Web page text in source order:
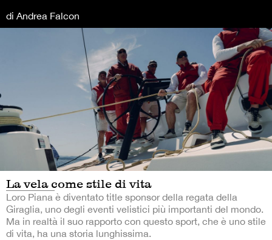
di Andrea Falcon
La vela come stile di vita
Loro Piana è diventato title sponsor della regata della
Giraglia, uno degli eventi velistici più importanti del mondo.
Ma in realtà il suo rapporto con questo sport, che è uno stile
di vita, ha una storia lunghissima.